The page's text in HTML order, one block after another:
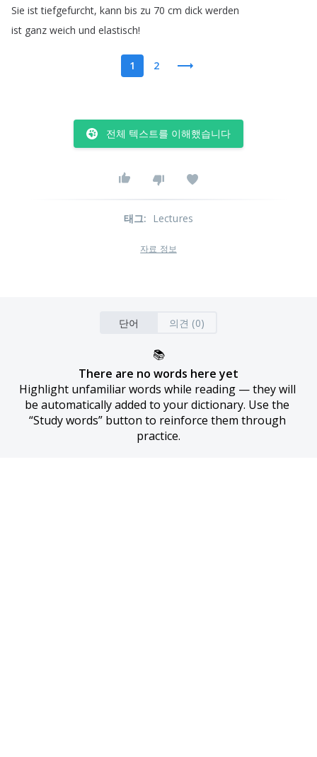
Sie ist tiefgefurcht, kann bis zu 70 cm dick werden
ist ganz weich und elastisch!
1 2
전체 텍스트를 이해했습니다
태그: Lectures
자료 정보
단어 의견 (0)
📚
There are no words here yet
Highlight unfamiliar words while reading — they will
be automatically added to your dictionary. Use the
“Study words” button to reinforce them through
practice.